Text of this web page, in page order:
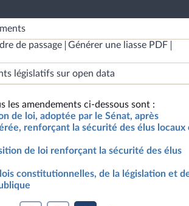
de passage
Générer une liasse PDF
législatifs sur open data
les amendements ci-dessous sont :
de loi, adoptée par le Sénat, après
renforçant la sécurité des élus locaux
de loi renforçant la sécurité des élus
constitutionnelles, de la législation et